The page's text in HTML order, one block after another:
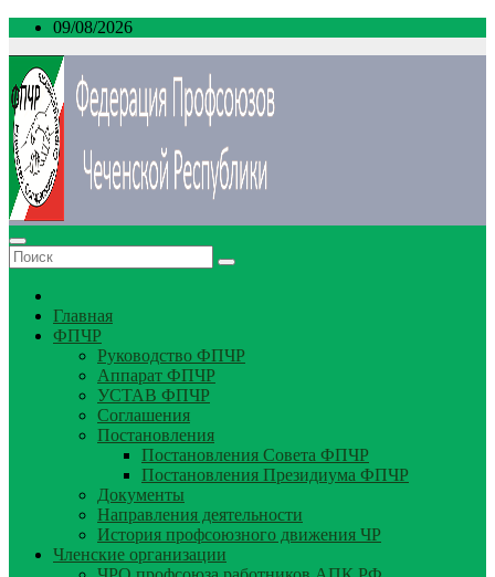
Перейти
содержимому
09/08/2026
Главная
ФПЧР
Руководство ФПЧР
Аппарат ФПЧР
УСТАВ ФПЧР
Соглашения
Постановления
Постановления Совета ФПЧР
Постановления Президиума ФПЧР
Документы
Направления деятельности
История профсоюзного движения ЧР
Членские организации